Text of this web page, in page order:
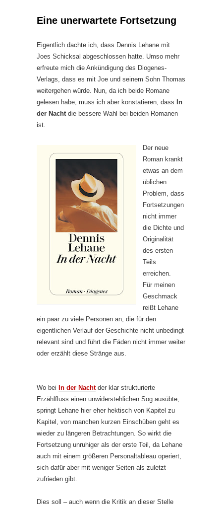
Eine unerwartete Fortsetzung
Eigentlich dachte ich, dass Dennis Lehane mit
Joes Schicksal abgeschlossen hatte. Umso mehr
erfreute mich die Ankündigung des Diogenes-
Verlags, dass es mit Joe und seinem Sohn Thomas
weitergehen würde. Nun, da ich beide Romane
gelesen habe, muss ich aber konstatieren, dass In
der Nacht die bessere Wahl bei beiden Romanen
ist.
Der neue
Roman krankt
etwas an dem
üblichen
Problem, dass
Fortsetzungen
nicht immer
die Dichte und
Originalität
des ersten
Teils
erreichen.
Für meinen
Geschmack
reißt Lehane
ein paar zu viele Personen an, die für den
eigentlichen Verlauf der Geschichte nicht unbedingt
relevant sind und führt die Fäden nicht immer weiter
oder erzählt diese Stränge aus.
Wo bei In der Nacht der klar strukturierte
Erzählfluss einen unwiderstehlichen Sog ausübte,
springt Lehane hier eher hektisch von Kapitel zu
Kapitel, von manchen kurzen Einschüben geht es
wieder zu längeren Betrachtungen. So wirkt die
Fortsetzung unruhiger als der erste Teil, da Lehane
auch mit einem größeren Personaltableau operiert,
sich dafür aber mit weniger Seiten als zuletzt
zufrieden gibt.
Dies soll – auch wenn die Kritik an dieser Stelle